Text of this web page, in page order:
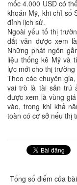
mốc 4.000 USD có
khoán Mỹ, khi chỉ số
đỉnh lịch sử.
Ngoài yếu tố thị
dắt vẫn được xem
Những phát ngôn
liệu thống kê Mỹ và
lực mới cho thị
Theo các chuyên
vai trò là tài sản trú
được xem là vùng
vào, trong khi khả
toàn có cơ sở nếu thị
Tổng số điểm của